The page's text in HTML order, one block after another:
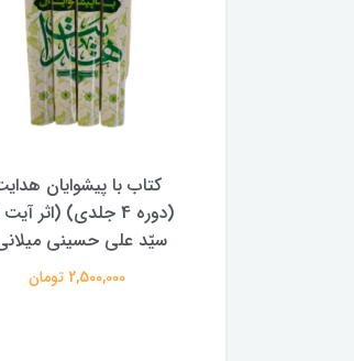
کتاب با پیشوایان
(دوره 4 جلدی) (اثر آیت
سیّد علی حسینی
2,500,000 تومان